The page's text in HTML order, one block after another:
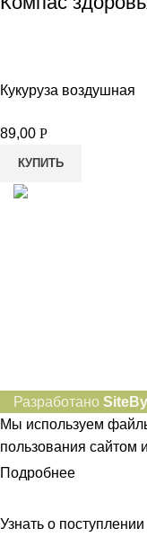
Кукуруза воздушная
89,00 Р
КУПИТЬ
Разработано
Мы используем
пользования сайтом
Подробнее
Узнать о поступлении